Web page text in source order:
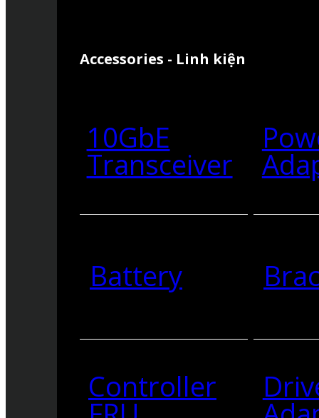
Accessories - Linh kiện
10GbE
Transceiver
Battery
Controller